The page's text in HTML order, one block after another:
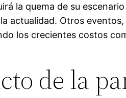
la quema de su
actualidad. Otros
los crecientes costos
de la